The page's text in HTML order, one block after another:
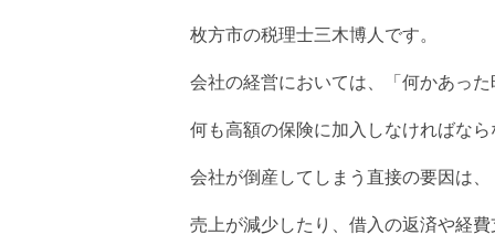
枚方市の税理士三木博人です。
会社の経営においては、「何かあった
何も高額の保険に加入しなければな
会社が倒産してしまう直接の要因は
売上が減少したり、借入の返済や経